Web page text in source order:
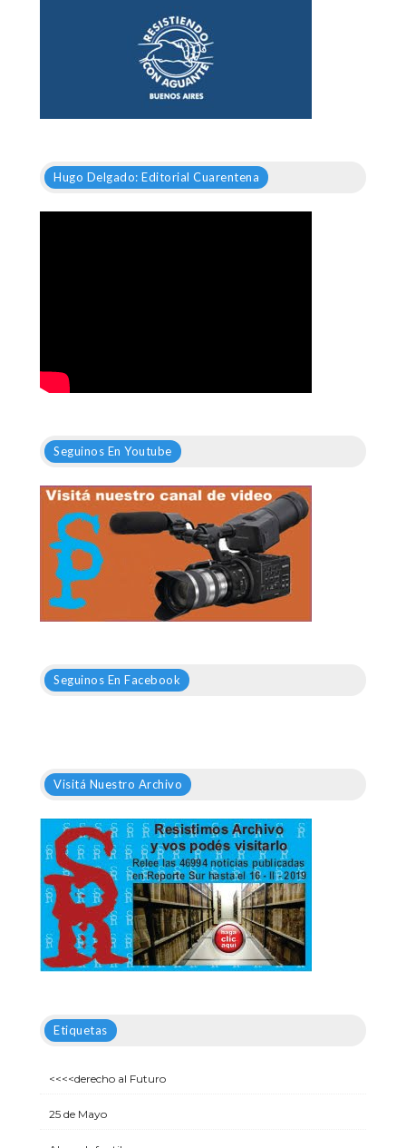
Hugo Delgado: Editorial Cuarentena
Seguinos En Youtube
Seguinos En Facebook
Visitá Nuestro Archivo
Etiquetas
<<<<derecho al Futuro
25 de Mayo